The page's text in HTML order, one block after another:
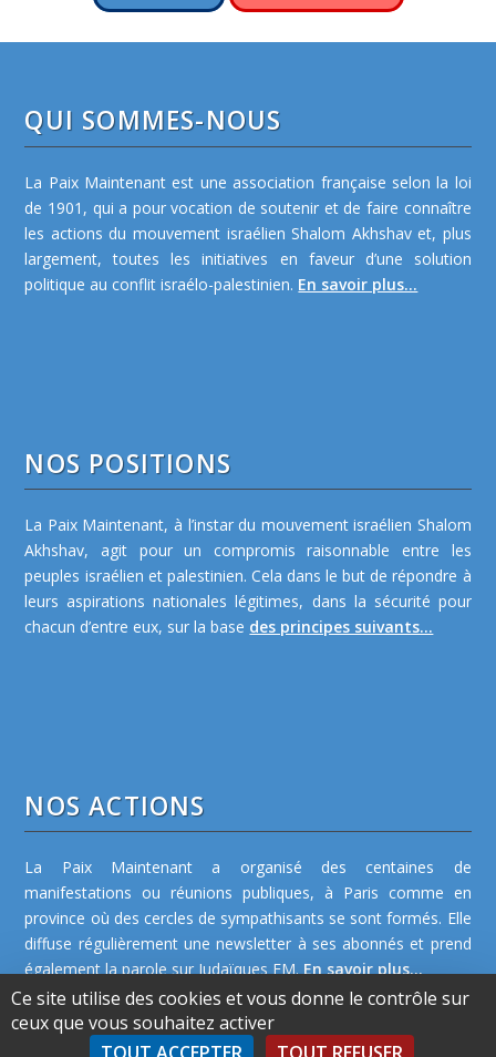
QUI SOMMES-NOUS
La Paix Maintenant est une association française selon la loi
de 1901, qui a pour vocation de soutenir et de faire connaître
les actions du mouvement israélien Shalom Akhshav et, plus
largement, toutes les initiatives en faveur d’une solution
politique au conflit israélo-palestinien. En savoir plus...
NOS POSITIONS
La Paix Maintenant, à l’instar du mouvement israélien Shalom
Akhshav, agit pour un compromis raisonnable entre les
peuples israélien et palestinien. Cela dans le but de répondre à
leurs aspirations nationales légitimes, dans la sécurité pour
chacun d’entre eux, sur la base des principes suivants...
NOS ACTIONS
La Paix Maintenant a organisé des centaines de
manifestations ou réunions publiques, à Paris comme en
province où des cercles de sympathisants se sont formés. Elle
diffuse régulièrement une newsletter à ses abonnés et prend
également la parole sur Judaïques FM.En savoir plus...
Ce site utilise des cookies et vous donne le contrôle sur
ceux que vous souhaitez activer